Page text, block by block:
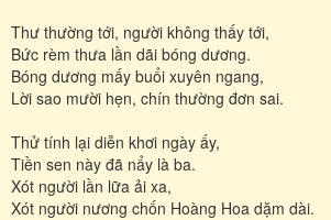
Thư thường tới, người không thấy tới,
Bức rèm thưa lần dãi bóng dương.
Bóng dương mấy buổi xuyên ngang,
Lời sao mười hẹn, chín thường đơn sai.
Thử tính lại diễn khơi ngày ấy,
Tiền sen này đã nẩy là ba.
Xót người lần lữa ải xa,
Xót người nương chốn Hoàng Hoa dặm dài.